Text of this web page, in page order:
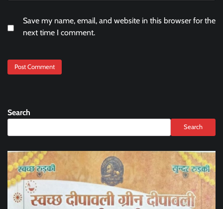
Save my name, email, and website in this browser for the
next time I comment.
Search
Search